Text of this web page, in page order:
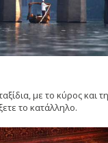
με το κύρος και
το κατάλληλο.